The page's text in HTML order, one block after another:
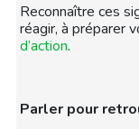
Reconnaître ces
réagir, à préparer
d’action.
Parler pour